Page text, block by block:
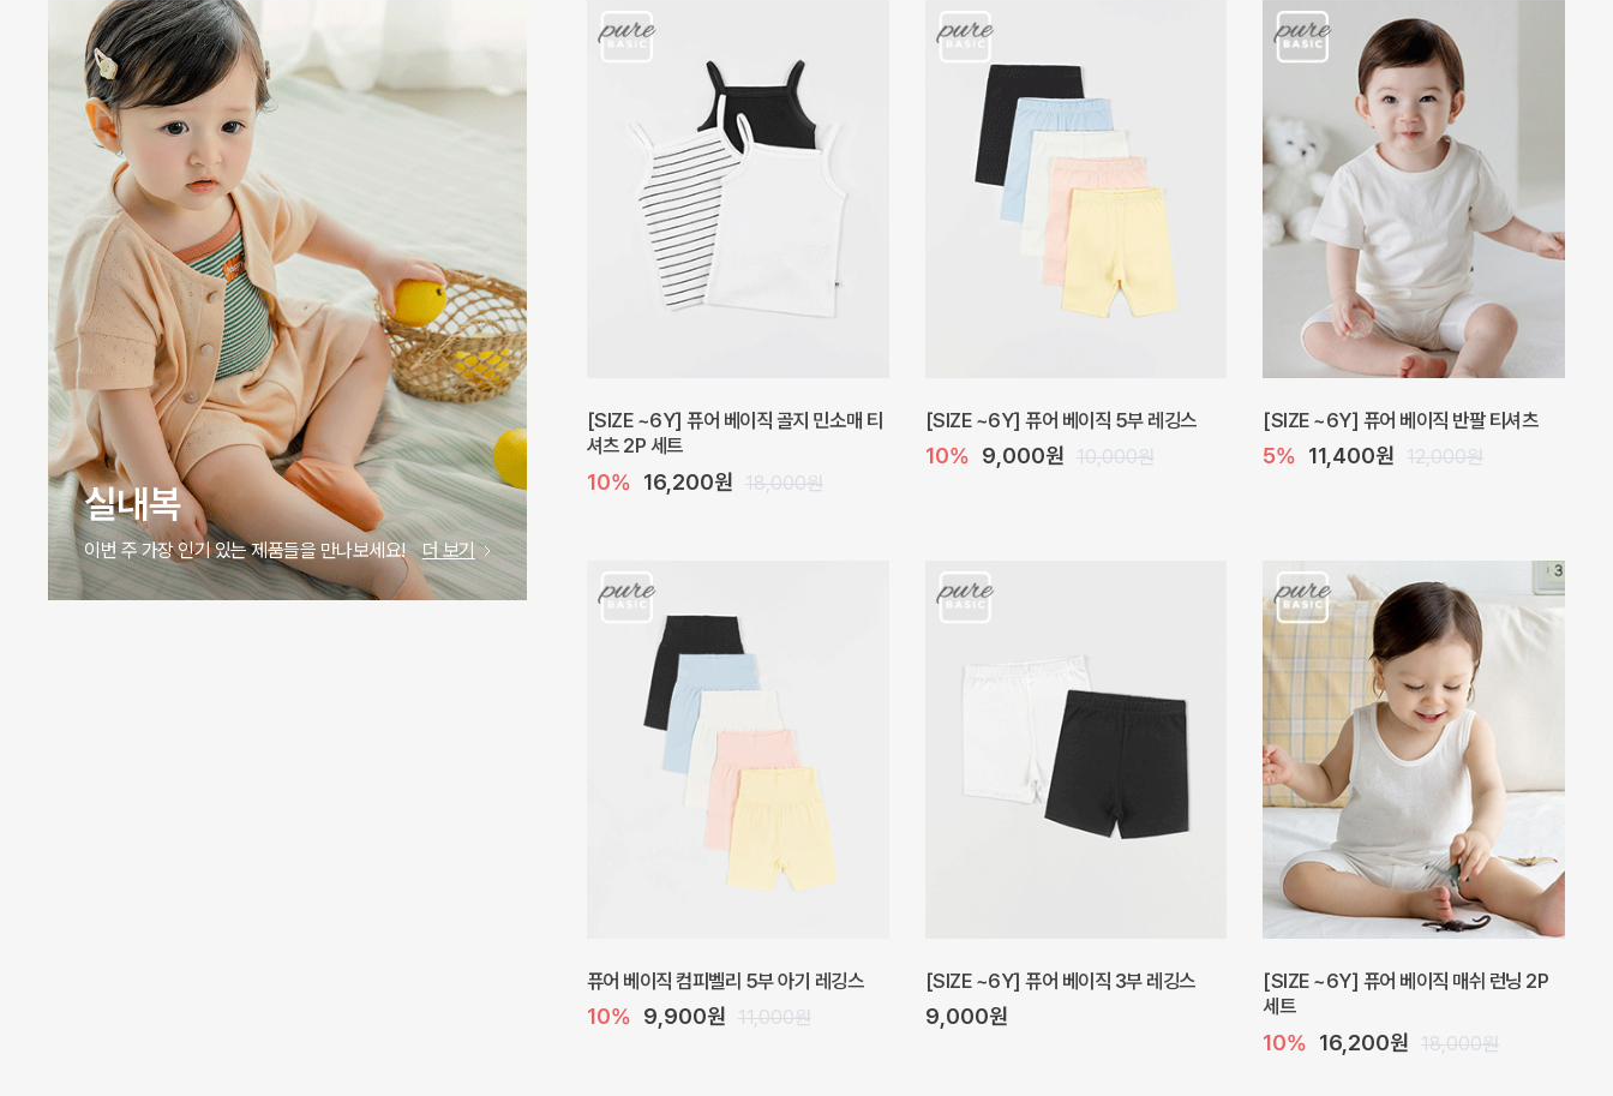
원피스
이번 주 가장 인기 있는 제품들을 만나보세요! 더 보기
캐더린 뷔스티에 미니 아기 원피스
10% 24,300원
[SIZE ~6Y] 베르 원피스
10% 28,800원 32,000원
프로리 뷔스티에 미니 아기 원피스
20% 20,800원 26,000원
20% 29,600원 37,000원 5% 39,000원 41,000원 20% 27,200원 34,000원